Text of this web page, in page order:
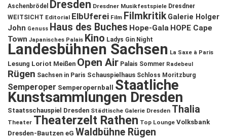
Aschenbrödel
Dresden Dresdner Musikfestspiele Dresdner
WEITSICHT Editorial ElbUferei Film Filmkritik Galerie Holger
John Genuss Haus des Buches Hope-Gala HOPE Cape
Town Japanisches Palais Kino Ladys Gin Night
Landesbühnen Sachsen La Saxe à Paris
Lesung Loriot Meißen Open Air Palais Sommer Radebeul
Rügen Sachsen in Paris Schauspielhaus Schloss Moritzburg
Semperoper Semperopernball Staatliche
Kunstsammlungen Dresden
Staatsschauspiel Dresden Städtische Galerie Dresden Thalia
Theater Theaterzelt Rathen Top Lounge Volksbank
Dresden-Bautzen eG Waldbühne Rügen